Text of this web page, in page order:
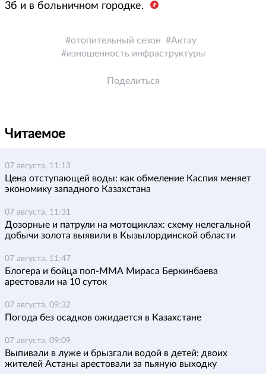
3б и в больничном городке.
отопительный сезон
Актау
изношенность инфраструктуры
Поделиться
Читаемое
07 августа, 11:13
Цена отступающей воды: как обмеление Каспия меняет
экономику западного Казахстана
07 августа, 11:31
Дозорные и патрули на мотоциклах: схему нелегальной
добычи золота выявили в Кызылординской области
07 августа, 11:47
Блогера и бойца поп-ММА Мираса Беркинбаева
арестовали на 10 суток
07 августа, 09:32
Погода без осадков ожидается в Казахстане
07 августа, 09:09
Выпивали в луже и брызгали водой в детей: двоих
жителей Астаны арестовали за пьяную выходку